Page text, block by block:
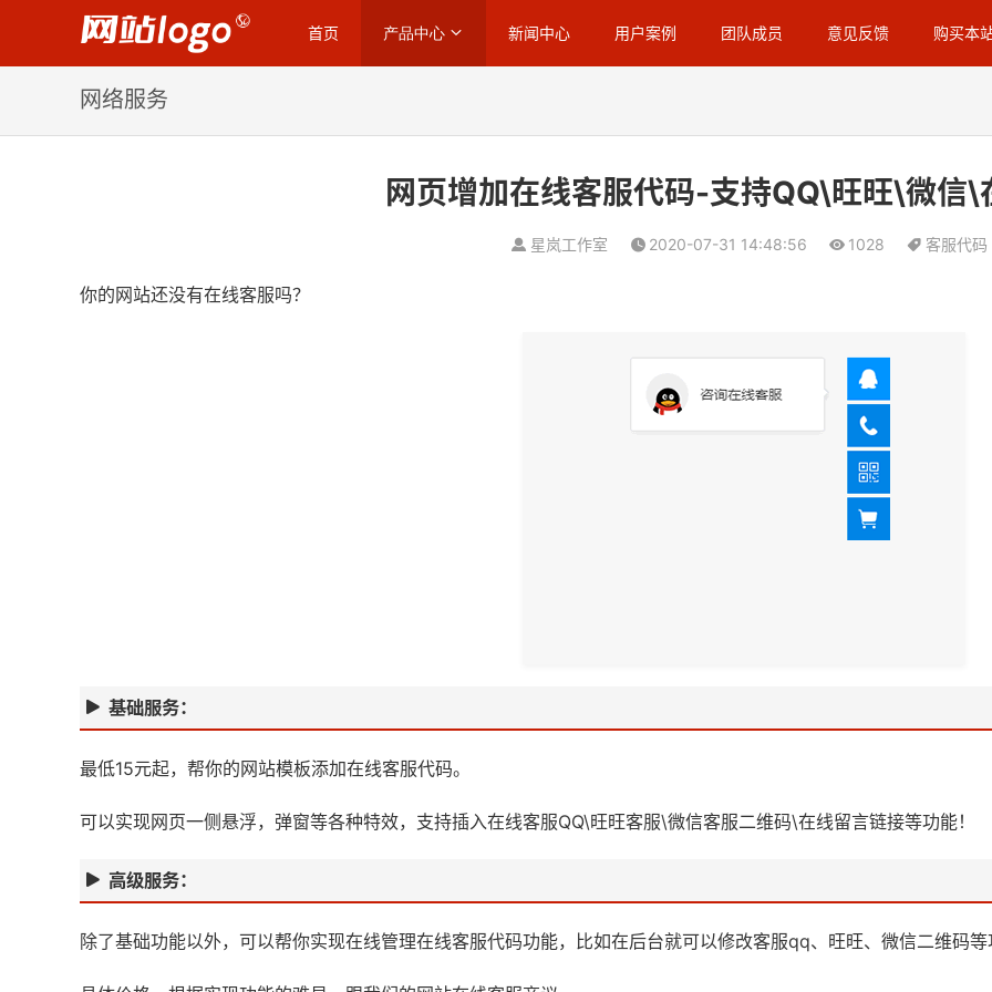
首页 产品中心 新闻中心 用户案例 团队成员 意见反馈 购买本
网络服务
网页增加在线客服代码-支持QQ\旺旺\微信\
星岚工作室 2020-07-31 14:48:56 1028 客服代码
你的网站还没有在线客服吗？
基础服务：
最低15元起，帮你的网站模板添加在线客服代码。
可以实现网页一侧悬浮，弹窗等各种特效，支持插入在线客服QQ\旺旺客服\微信客服二维码\在线留言链接等功能！
高级服务：
除了基础功能以外，可以帮你实现在线管理在线客服代码功能，比如在后台就可以修改客服qq、旺旺、微信二维码